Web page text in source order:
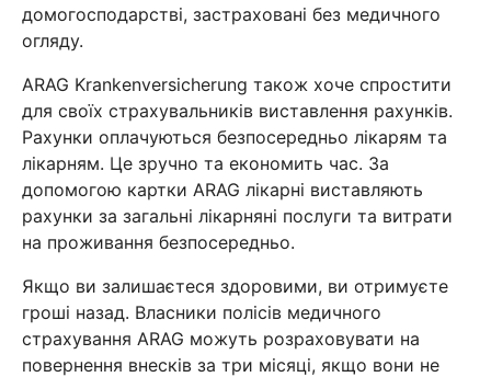
домогосподарстві, застраховані без медичного
огляду.
ARAG Krankenversicherung також хоче спростити
для своїх страхувальників виставлення рахунків.
Рахунки оплачуються безпосередньо лікарям та
лікарням. Це зручно та економить час. За
допомогою картки ARAG лікарні виставляють
рахунки за загальні лікарняні послуги та витрати
на проживання безпосередньо.
Якщо ви залишаєтеся здоровими, ви отримуєте
гроші назад. Власники полісів медичного
страхування ARAG можуть розраховувати на
повернення внесків за три місяці, якщо вони не